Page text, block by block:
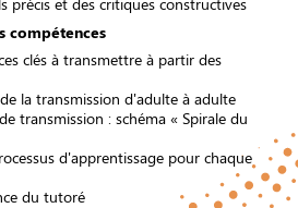
compétences
clés à transmettre à partir des
la transmission d'adulte à adulte
transmission : schéma « Spirale du
d'apprentissage pour chaque
du tutoré